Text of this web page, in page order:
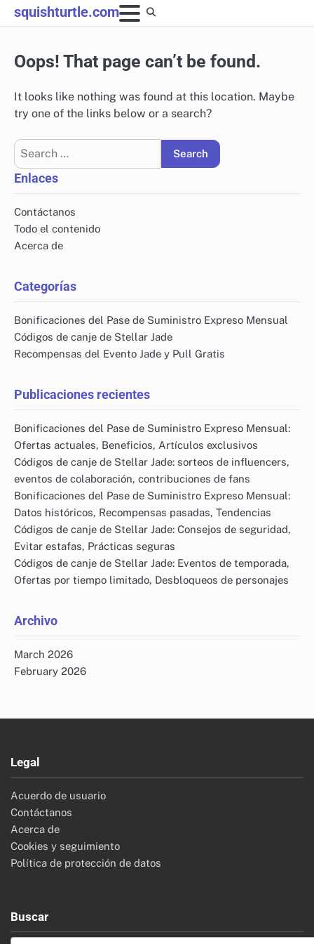
Skip
to
squishturtle.com
Oops! That page can’t be found.
It looks like nothing was found at this location. Maybe
try one of the links below or a search?
Search
for:
Enlaces
Contáctanos
Todo el contenido
Acerca de
Categorías
Bonificaciones del Pase de Suministro Expreso Mensual
Códigos de canje de Stellar Jade
Recompensas del Evento Jade y Pull Gratis
Publicaciones recientes
Bonificaciones del Pase de Suministro Expreso Mensual:
Ofertas actuales, Beneficios, Artículos exclusivos
Códigos de canje de Stellar Jade: sorteos de influencers,
eventos de colaboración, contribuciones de fans
Bonificaciones del Pase de Suministro Expreso Mensual:
Datos históricos, Recompensas pasadas, Tendencias
Códigos de canje de Stellar Jade: Consejos de seguridad,
Evitar estafas, Prácticas seguras
Códigos de canje de Stellar Jade: Eventos de temporada,
Ofertas por tiempo limitado, Desbloqueos de personajes
Archivo
March 2026
February 2026
Legal
Acuerdo de usuario
Contáctanos
Acerca de
Cookies y seguimiento
Política de protección de datos
Buscar